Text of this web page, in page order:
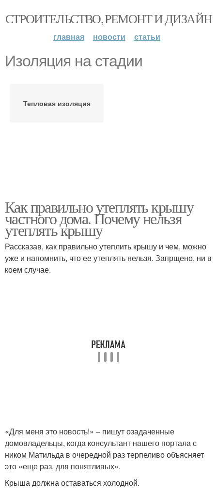
СТРОИТЕЛЬСТВО, РЕМОНТ И ДИЗАЙН
главная новости статьи
Изоляция на стадии
Тепловая изоляция
Как правильно утеплять крышу
частного дома. Почему нельзя
утеплять крышу
Рассказав, как правильно утеплить крышу и чем, можно
уже и напомнить, что ее утеплять нельзя. Запрщено, ни в
коем случае.
«Для меня это новость!» – пишут озадаченные
домовладельцы, когда консультант нашего портала с
ником Матильда в очередной раз терпеливо объясняет
это «еще раз, для понятливых».
Крыша должна оставаться холодной.